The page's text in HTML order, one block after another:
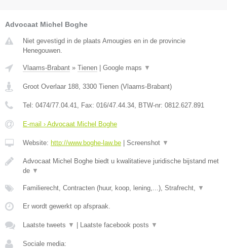
Advocaat Michel Boghe
Niet gevestigd in de plaats Amougies en in de provincie
Henegouwen.
Vlaams-Brabant » Tienen | Google maps ▼
Groot Overlaar 188 3300 Tienen (Vlaams-Brabant)
Tel: 0474/77.04.41 , Fax: 016/47.44.34 , BTW-nr: ​0812.627.891
E-mail › Advocaat Michel Boghe
Website: http://www.boghe-law.be | Screenshot ▼
Advocaat Michel Boghe biedt u kwalitatieve juridische bijstand met
de ▼
Familierecht, Contracten (huur, koop, lening,...), Strafrecht, ▼
Er wordt gewerkt op afspraak.
Laatste tweets ▼ | Laatste facebook posts ▼
Sociale media: